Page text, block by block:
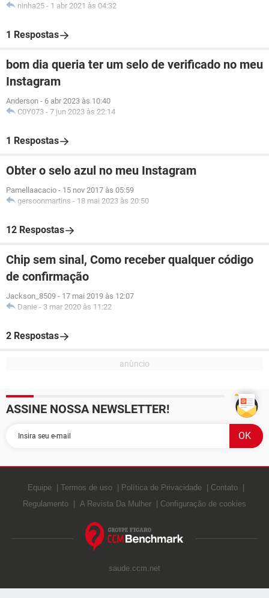
ninha25 - 1 abr 2021 às 04:32
1 Respostas
bom dia queria ter um selo de verificado no meu
Instagram
Anderson - 6 abr 2023 às 10:40
C0Y073 - 7 jun 2023 às 22:14
1 Respostas
Obter o selo azul no meu Instagram
Pamellaacacio - 15 nov 2017 às 05:59
gersoonmartins - 18 mai 2023 às 20:50
12 Respostas
Chip sem sinal, Como receber qualquer código
de confirmação
Jackson_8509 - 17 mai 2019 às 12:07
Danie - 3 mar 2020 às 11:22
2 Respostas
ASSINE NOSSA NEWSLETTER!
Equipe Termos de uso Política de Privacidade
Contato
Regulamento
A Revista Da Mulher Configuração de cookies
saude.ccm.net